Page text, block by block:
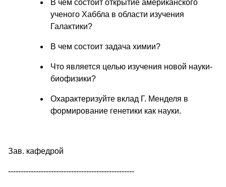
В чем состоит открытие американского
ученого Хаббла в области изучения
Галактики?
В чем состоит задача химии?
Что является целью изучения новой науки-
биофизики?
Охарактеризуйте вклад Г. Менделя в
формирование генетики как науки.
Зав. кафедрой
--------------------------------------------------